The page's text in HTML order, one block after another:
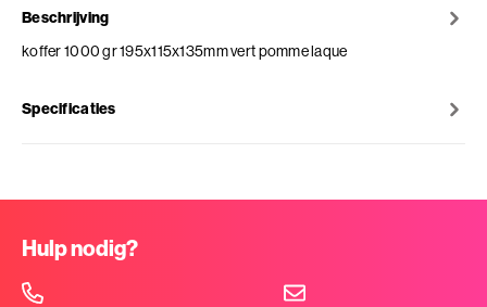
Beschrijving
koffer 1000 gr 195x115x135mm vert pomme laque
Specificaties
Hulp nodig?